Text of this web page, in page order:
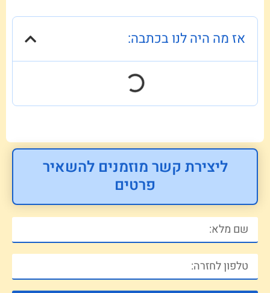
אז מה היה לנו בכתבה:
ליצירת קשר מוזמנים להשאיר
פרטים